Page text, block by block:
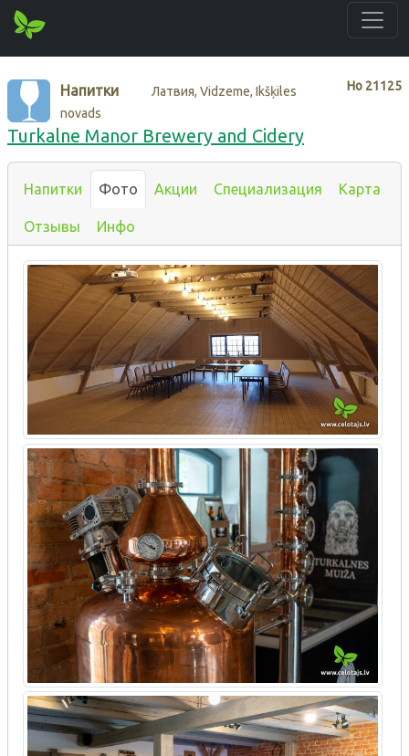
Нo 21125
Напитки
Латвия, Vidzeme, Ikšķiles
novads
Turkalne Manor Brewery and Cidery
Напитки Фото Акции Специализация Карта
Отзывы Инфо